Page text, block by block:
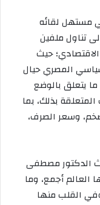
مستهل لقائه
تناول ملفين
حيث
المصري حيال
يتعلق بالوضع
بذلك، بما
وسعر الصرف،
الدكتور مصطفى
العالم أجمع، وما
القلب منها